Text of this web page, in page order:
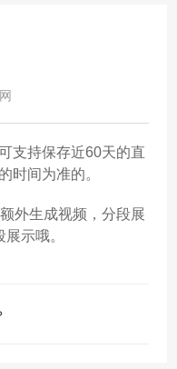
支持保存近60天的直
时间为准的。
外生成视频，分段展
示哦。